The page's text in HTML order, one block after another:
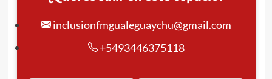
inclusionfmgualeguaychu@gmail.com
+5493446375118